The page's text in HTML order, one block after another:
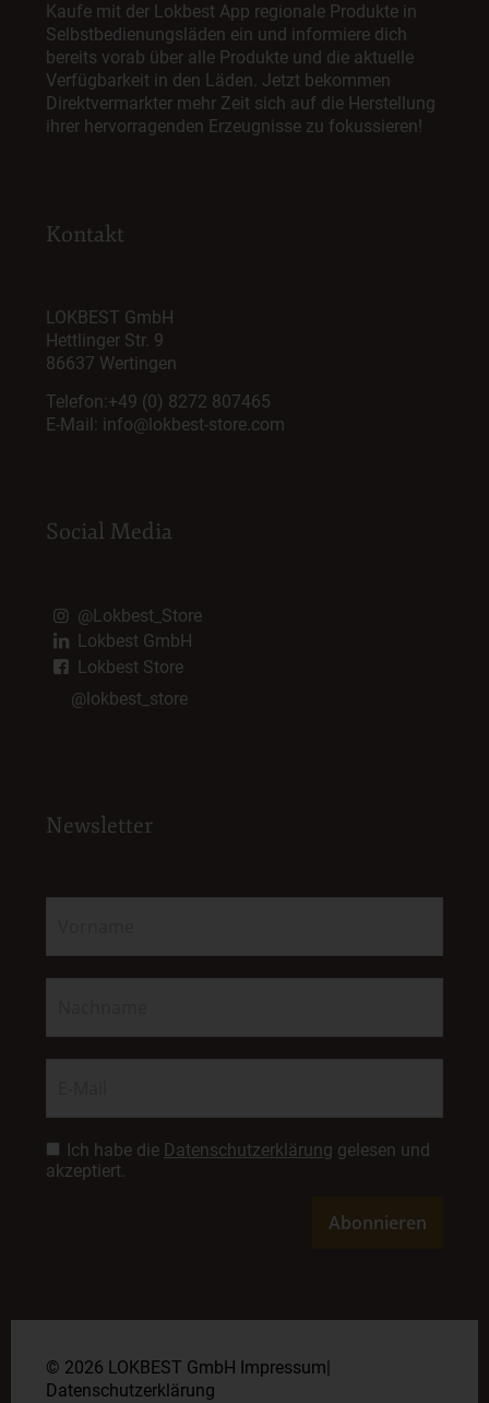
Kaufe mit der Lokbest App regionale Produkte in
Selbstbedienungsläden ein und informiere dich
bereits vorab über alle Produkte und die aktuelle
Verfügbarkeit in den Läden. Jetzt bekommen
Direktvermarkter mehr Zeit sich auf die Herstellung
ihrer hervorragenden Erzeugnisse zu fokussieren!
Kontakt
LOKBEST GmbH
Hettlinger Str. 9
86637 Wertingen
Telefon:+49 (0) 8272 807465
E-Mail: info@lokbest-store.com
Social Media
@Lokbest_Store
Lokbest GmbH
Lokbest Store
@lokbest_store
Newsletter
Ich habe die Datenschutzerklärung gelesen und
akzeptiert.
© 2026 LOKBEST GmbH Impressum
Datenschutzerklärung